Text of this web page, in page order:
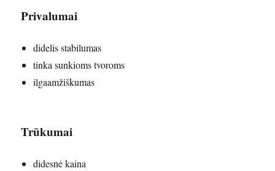
Privalumai
didelis stabilumas
tinka sunkioms tvoroms
ilgaamžiškumas
Trūkumai
didesnė kaina